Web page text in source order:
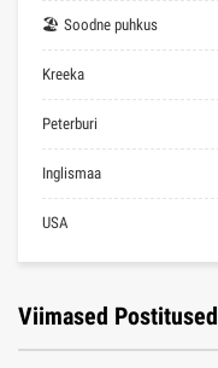
🏖 Soodne puhkus
Kreeka
Peterburi
Inglismaa
USA
Viimased Postitused